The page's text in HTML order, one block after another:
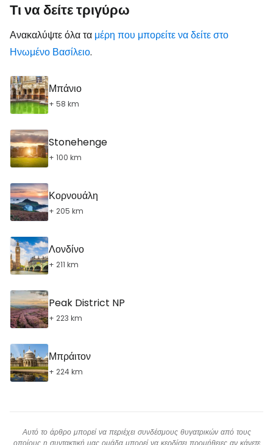
Τι να δείτε τριγύρω
Ανακαλύψτε όλα τα μέρη που μπορείτε να δείτε στο
Ηνωμένο Βασίλειο.
Μπάνιο
+ 58 km
Stonehenge
+ 100 km
Κορνουάλη
+ 205 km
Λονδίνο
+ 211 km
Peak District NP
+ 223 km
Μπράιτον
+ 224 km
Αυτό το άρθρο μπορεί να περιέχει συνδέσμους θυγατρικών από τους
οποίους η συντακτική μας ομάδα μπορεί να κερδίσει προμήθειες αν κάνετε